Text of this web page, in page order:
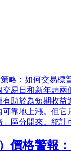
略：如何交易標
易日和新年頭兩
助於為短期收
靠地上漲。但
區分開來。統計
價格警報